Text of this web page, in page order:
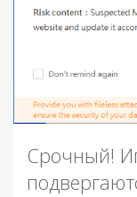
Срочный!